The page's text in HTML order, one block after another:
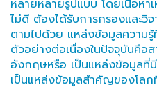
หลายหลายรูปแบบ โดยเนื้อหา
ไม่ดี ต้องได้รับการกรองและ
ตามไปด้วย แหล่งข้อมูลความรู้
ตัวอย่างต่อเนื่องในปัจจุบันคือ
อังกฤษหรือ เป็นแหล่งข้อมูลที่มี
เป็นแหล่งข้อมูลสำคัญของโล